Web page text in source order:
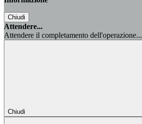
Chiudi
Attendere...
Attendere il completamento dell'operazione...
Chiudi